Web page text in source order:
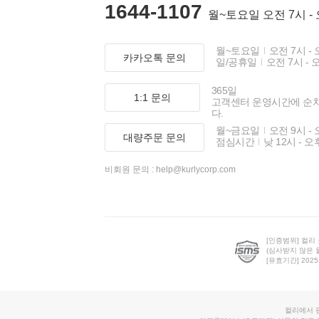
1644-1107 월~토요일 오전 7시 -
카카오톡 문의
월~토요일
오전 7시 -
일/공휴일
오전 7시 -
1:1 문의
365일
고객센터 운영시간에 순
다.
대량주문 문의
월~금요일
오전 9시 -
점심시간
낮 12시 - 오
비회원 문의 : help@kurlycorp.com
[인증범위] 컬리
(심사받지 않은
[유효기간]
컬리에서